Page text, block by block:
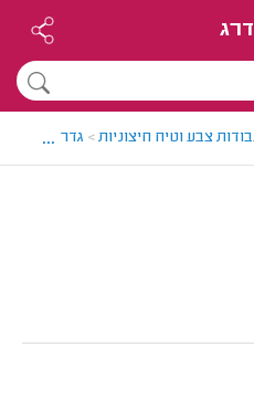
צבע וטיח חיצוניות> גדרה...